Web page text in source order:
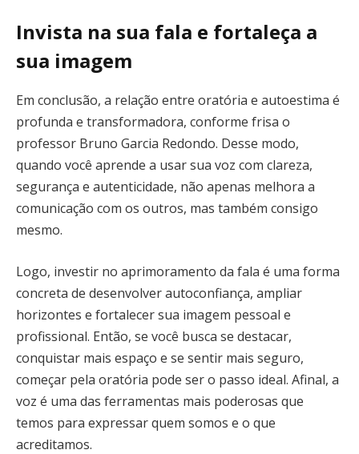
Invista na sua fala e fortaleça a
sua imagem
Em conclusão, a relação entre oratória e autoestima é
profunda e transformadora, conforme frisa o
professor Bruno Garcia Redondo. Desse modo,
quando você aprende a usar sua voz com clareza,
segurança e autenticidade, não apenas melhora a
comunicação com os outros, mas também consigo
mesmo.
Logo, investir no aprimoramento da fala é uma forma
concreta de desenvolver autoconfiança, ampliar
horizontes e fortalecer sua imagem pessoal e
profissional. Então, se você busca se destacar,
conquistar mais espaço e se sentir mais seguro,
começar pela oratória pode ser o passo ideal. Afinal, a
voz é uma das ferramentas mais poderosas que
temos para expressar quem somos e o que
acreditamos.